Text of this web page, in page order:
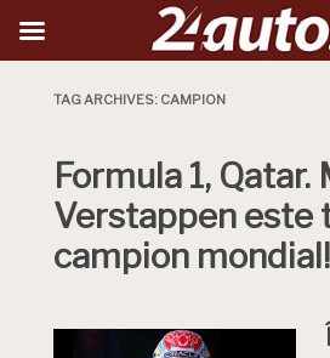
TAG ARCHIVES: CAMPION
Formula 1, Qatar.
Verstappen este
campion mondial!